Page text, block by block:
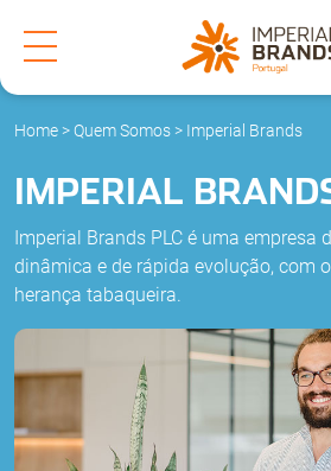
Quem Somos
Marcas
ESG
Pessoas & Cultura
Imprensa
Home>Quem Somos> Imperial Brands
IMPERIAL
Imperial Brands PLC é uma empresa
dinâmica e de rápida evolução, com
herança tabaqueira.